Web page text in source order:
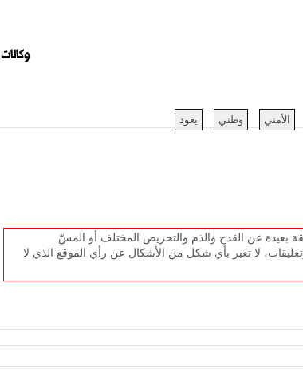
وكالات
الأمني وطني يعود
بعيدة عن القدح والذم والتحريض المختلف أو المسّ
لا تعبر بأي شكل من الأشكال عن رأي الموقع الذي لا